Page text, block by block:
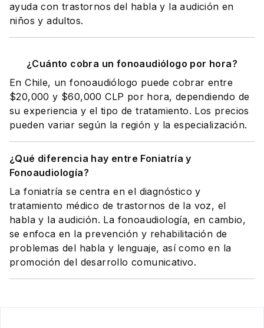
ayuda con trastornos del habla y la audición en
niños y adultos.
¿Cuánto cobra un fonoaudiólogo por hora?
En Chile, un fonoaudiólogo puede cobrar entre
$20,000 y $60,000 CLP por hora, dependiendo de
su experiencia y el tipo de tratamiento. Los precios
pueden variar según la región y la especialización.
¿Qué diferencia hay entre Foniatría y
Fonoaudiología?
La foniatría se centra en el diagnóstico y
tratamiento médico de trastornos de la voz, el
habla y la audición. La fonoaudiología, en cambio,
se enfoca en la prevención y rehabilitación de
problemas del habla y lenguaje, así como en la
promoción del desarrollo comunicativo.